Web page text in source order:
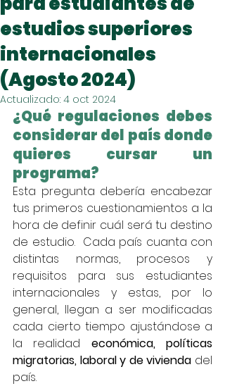
estudios superiores
internacionales
(Agosto 2024)
Actualizado: 4 oct 2024
¿Qué regulaciones debes
considerar del país donde
quieres cursar un
programa?
Esta pregunta debería encabezar
tus primeros cuestionamientos a la
hora de definir cuál será tu destino
de estudio.  Cada país cuanta con
distintas normas, procesos y
requisitos para sus estudiantes
internacionales y estas, por lo
general, llegan a ser modificadas
cada cierto tiempo ajustándose a
la realidad económica, políticas
migratorias, laboral y de vivienda del
país.